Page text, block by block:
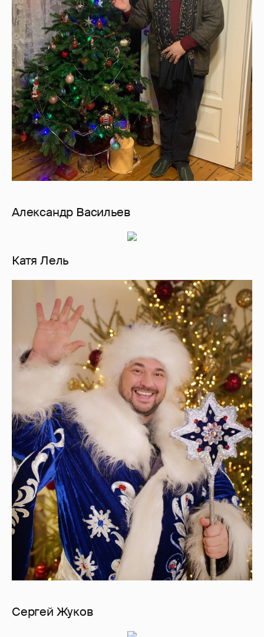
Александр Васильев
Катя Лель
Сергей Жуков